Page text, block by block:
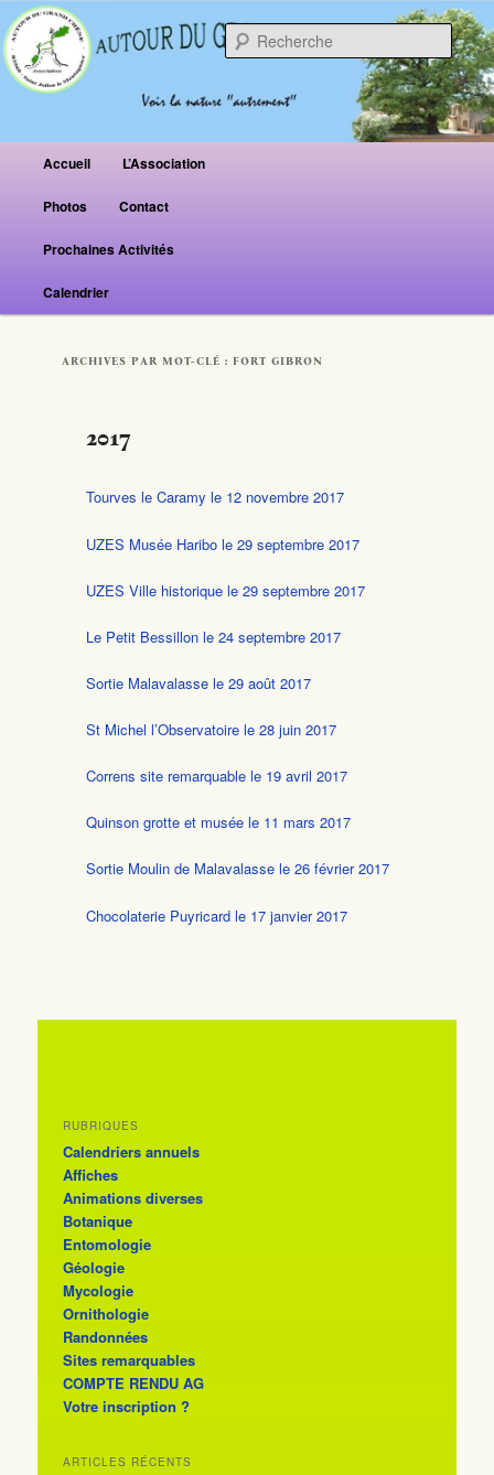
Menu principal
Aller au contenu principal
Aller au contenu secondaire
Accueil L’Association
Photos Contact
Prochaines Activités
Calendrier
ARCHIVES PAR MOT-CLÉ :FORT GIBRON
2017
Tourves le Caramy le 12 novembre 2017
UZES Musée Haribo le 29 septembre 2017
UZES Ville historique le 29 septembre 2017
Le Petit Bessillon le 24 septembre 2017
Sortie Malavalasse le 29 août 2017
St Michel l’Observatoire le 28 juin 2017
Correns site remarquable le 19 avril 2017
Quinson grotte et musée le 11 mars 2017
Sortie Moulin de Malavalasse le 26 février 2017
Chocolaterie Puyricard le 17 janvier 2017
RUBRIQUES
Calendriers annuels
Affiches
Animations diverses
Botanique
Entomologie
Géologie
Mycologie
Ornithologie
Randonnées
Sites remarquables
COMPTE RENDU AG
Votre inscription ?
ARTICLES RÉCENTS